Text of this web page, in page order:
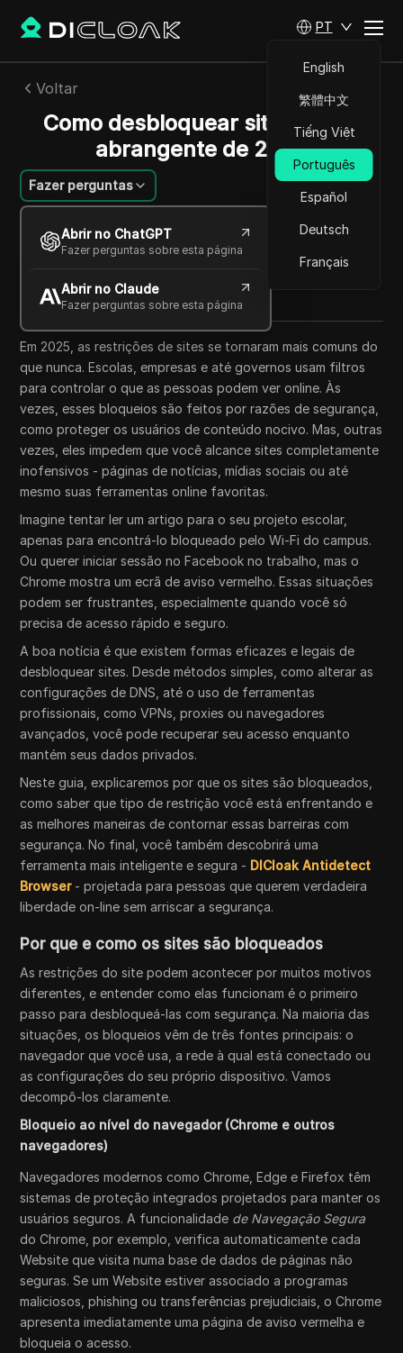
PT
English
繁體中文
Tiếng Việt
Português
Español
Deutsch
Français
Voltar
Como desbloquear sites – Guia
abrangente de 2025
Fazer perguntas
Abrir no ChatGPT
Fazer perguntas sobre esta página
Abrir no Claude
Fazer perguntas sobre esta página
Felipe Moreira
21 out 2025 7 min de leitura
Copy Link
Em 2025, as restrições de sites se tornaram mais comuns do
que nunca. Escolas, empresas e até governos usam filtros
para controlar o que as pessoas podem ver online. Às
vezes, esses bloqueios são feitos por razões de segurança,
como proteger os usuários de conteúdo nocivo. Mas, outras
vezes, eles impedem que você alcance sites completamente
inofensivos - páginas de notícias, mídias sociais ou até
mesmo suas ferramentas online favoritas.
Imagine tentar ler um artigo para o seu projeto escolar,
apenas para encontrá-lo bloqueado pelo Wi-Fi do campus.
Ou querer iniciar sessão no Facebook no trabalho, mas o
Chrome mostra um ecrã de aviso vermelho. Essas situações
podem ser frustrantes, especialmente quando você só
precisa de acesso rápido e seguro.
A boa notícia é que existem formas eficazes e legais de
desbloquear sites. Desde métodos simples, como alterar as
configurações de DNS, até o uso de ferramentas
profissionais, como VPNs, proxies ou navegadores
avançados, você pode recuperar seu acesso enquanto
mantém seus dados privados.
Neste guia, explicaremos por que os sites são bloqueados,
como saber que tipo de restrição você está enfrentando e
as melhores maneiras de contornar essas barreiras com
segurança. No final, você também descobrirá uma
ferramenta mais inteligente e segura - DICloak Antidetect
Browser - projetada para pessoas que querem verdadeira
liberdade on-line sem arriscar a segurança.
Por que e como os sites são bloqueados
As restrições do site podem acontecer por muitos motivos
diferentes, e entender como elas funcionam é o primeiro
passo para desbloqueá-las com segurança. Na maioria das
situações, os bloqueios vêm de três fontes principais: o
navegador que você usa, a rede à qual está conectado ou
as configurações do seu próprio dispositivo. Vamos
decompô-los claramente.
Bloqueio ao nível do navegador (Chrome e outros
navegadores)
Navegadores modernos como Chrome, Edge e Firefox têm
sistemas de proteção integrados projetados para manter os
usuários seguros. A funcionalidade de Navegação Segura
do Chrome, por exemplo, verifica automaticamente cada
Website que visita numa base de dados de páginas não
seguras. Se um Website estiver associado a programas
maliciosos, phishing ou transferências prejudiciais, o Chrome
apresenta imediatamente uma página de aviso vermelha e
bloqueia o acesso.